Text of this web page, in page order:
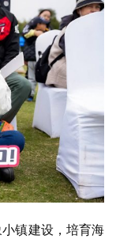
镇建设，培育海